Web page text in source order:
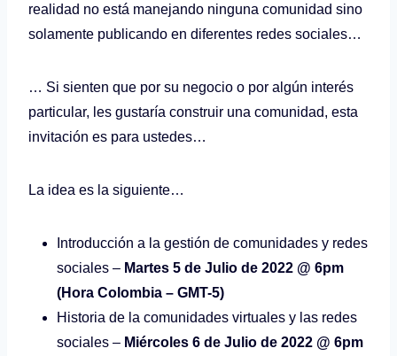
realidad no está manejando ninguna comunidad sino
solamente publicando en diferentes redes sociales…
… Si sienten que por su negocio o por algún interés
particular, les gustaría construir una comunidad, esta
invitación es para ustedes…
La idea es la siguiente…
Introducción a la gestión de comunidades y redes
sociales – Martes 5 de Julio de 2022 @ 6pm
(Hora Colombia – GMT-5)
Historia de la comunidades virtuales y las redes
sociales – Miércoles 6 de Julio de 2022 @ 6pm